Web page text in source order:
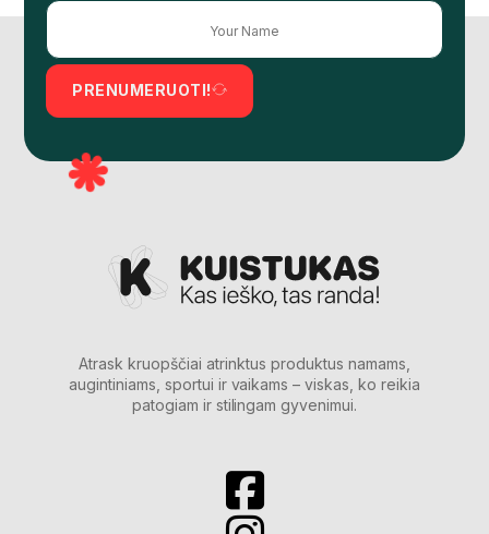
PRENUMERUOTI!
Atrask kruopščiai atrinktus produktus namams,
augintiniams, sportui ir vaikams – viskas, ko reikia
patogiam ir stilingam gyvenimui.